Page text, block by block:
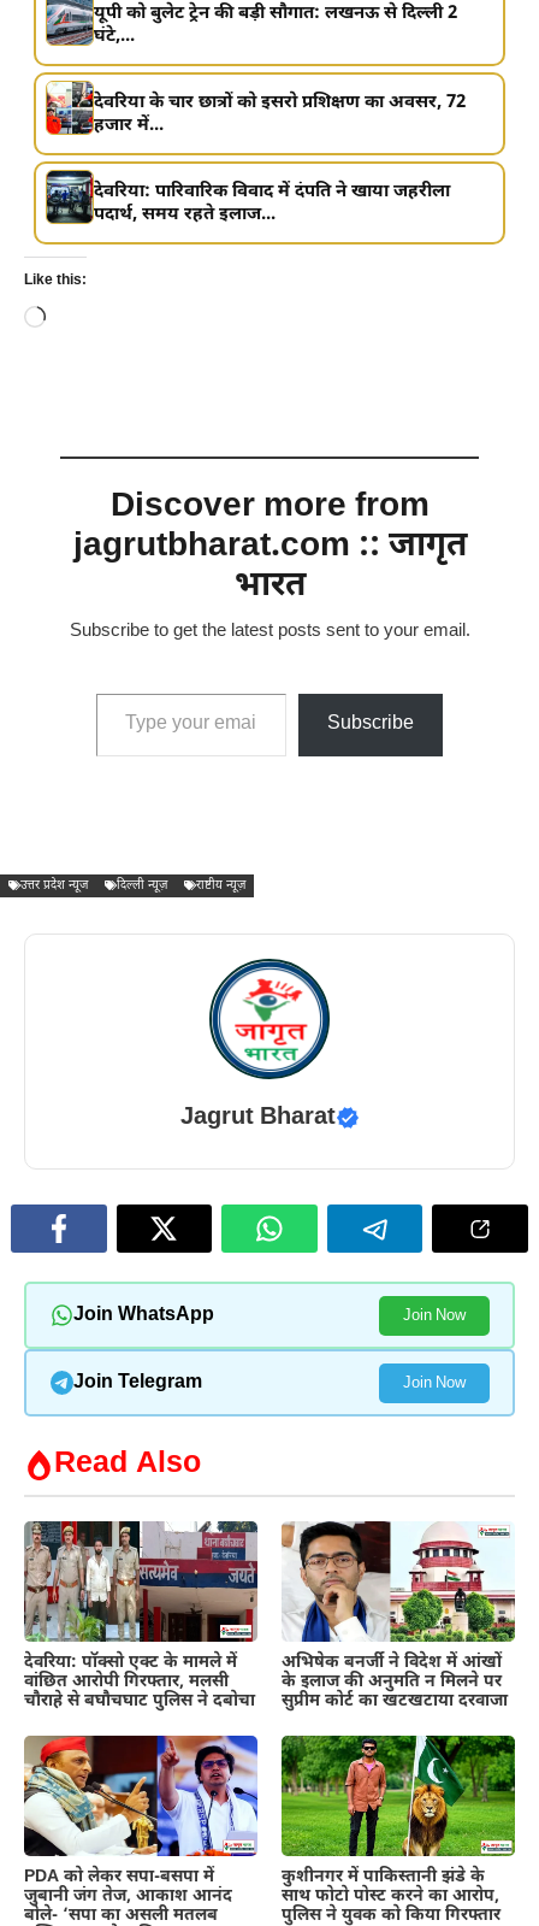
यूपी को बुलेट ट्रेन की बड़ी सौगात: लखनऊ से दिल्ली 2
घंटे,...
देवरिया के चार छात्रों को इसरो प्रशिक्षण का अवसर, 72
हजार में...
देवरिया: पारिवारिक विवाद में दंपति ने खाया जहरीला
पदार्थ, समय रहते इलाज...
Like this:
Loading…
Discover more from
jagrutbharat.com :: जागृत
भारत
Subscribe to get the latest posts sent to your email.
Type your email…
Subscribe
उत्तर प्रदेश न्यूज दिल्ली न्यूज़ राष्टीय न्यूज़
Jagrut Bharat
Join WhatsApp Join Now
Join Telegram Join Now
Read Also
देवरिया: पॉक्सो एक्ट के मामले में
वांछित आरोपी गिरफ्तार, मलसी
चौराहे से बघौचघाट पुलिस ने दबोचा
अभिषेक बनर्जी ने विदेश में आंखों
के इलाज की अनुमति न मिलने पर
सुप्रीम कोर्ट का खटखटाया दरवाजा
PDA को लेकर सपा-बसपा में
जुबानी जंग तेज, आकाश आनंद
बोले- ‘सपा का असली मतलब
कुशीनगर में पाकिस्तानी झंडे के
साथ फोटो पोस्ट करने का आरोप,
पुलिस ने युवक को किया गिरफ्तार